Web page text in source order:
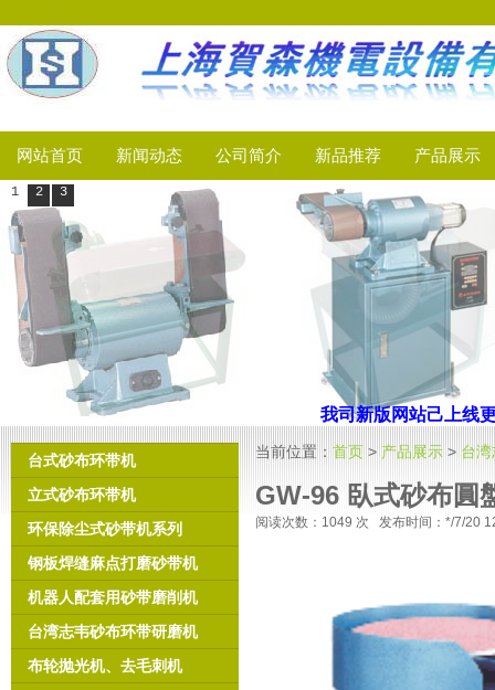
网站首页 新闻动态 公司简介 新品推荐 产品展示
1 2 3
台式砂布环带机
立式砂布环带机
环保除尘式砂带机系列
钢板焊缝麻点打磨砂带机
机器人配套用砂带磨削机
台湾志韦砂布环带研磨机
布轮抛光机、去毛刺机
当前位置： 首页 > 产品展示 > 台
GW-96 臥式砂布圓
阅读次数： 1049 次 发布时间：*/7/20